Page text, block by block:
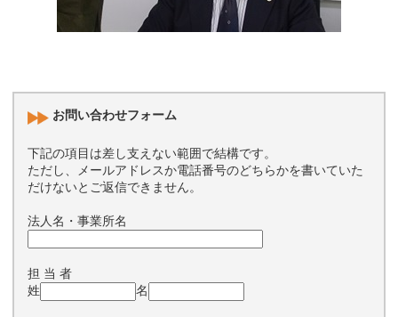
お問い合わせフォーム
下記の項目は差し支えない範囲で結構です。
ただし、メールアドレスか電話番号のどちらかを書いていた
だけないとご返信できません。
法人名・事業所名
担 当 者
姓
名